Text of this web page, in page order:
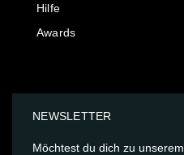
Hilfe
Awards
NEWSLETTER
Möchtest du dich zu unserem